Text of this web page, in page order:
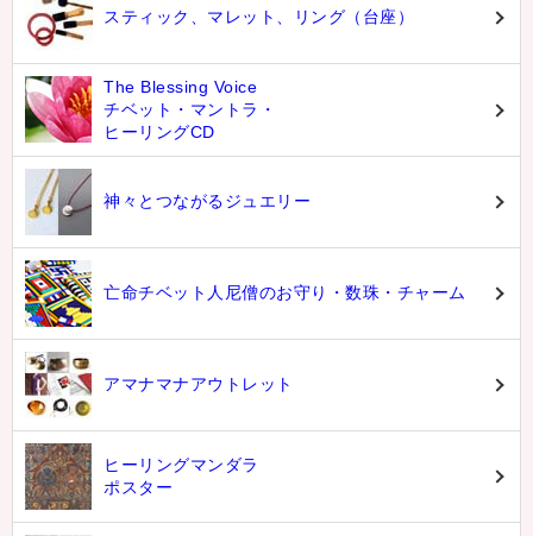
スティック、マレット、リング（台座）
The Blessing Voice
チベット・マントラ・
ヒーリングCD
神々とつながるジュエリー
亡命チベット人尼僧のお守り・数珠・チャーム
アマナマナアウトレット
ヒーリングマンダラ
ポスター